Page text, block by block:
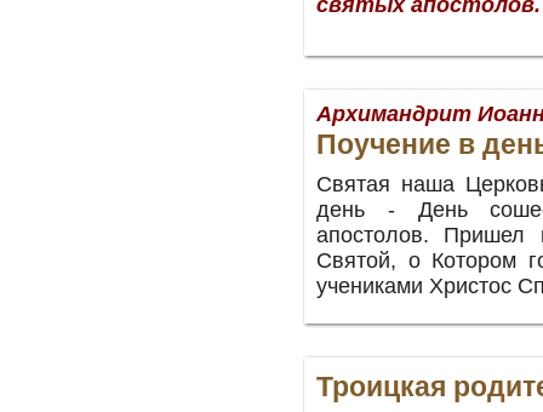
Архимандрит
Поучение в
Святая наша
день - День
апостолов.
Святой, о Котором
учениками Христос
Троицкая